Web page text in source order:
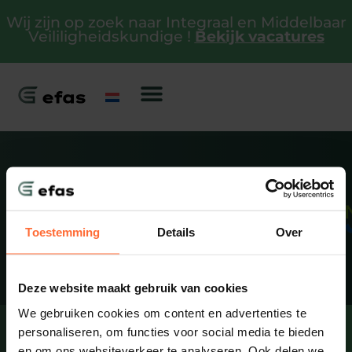
Toestemming Details Over
Deze website maakt gebruik van cookies
We gebruiken cookies om content en advertenties te
personaliseren, om functies voor social media te bieden
Wij zijn op zoek naar Integraal en Middelbaar
Veililigheidskundige ! Bekijk vacatures
De ConsultancyDetachering
Efas